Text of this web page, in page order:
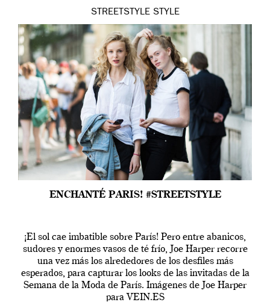
STREETSTYLE STYLE
ENCHANTÉ PARIS! #STREETSTYLE
¡El sol cae imbatible sobre París! Pero entre abanicos,
sudores y enormes vasos de té frío, Joe Harper recorre
una vez más los alrededores de los desfiles más
esperados, para capturar los looks de las invitadas de la
Semana de la Moda de París. Imágenes de Joe Harper
para VEIN.ES